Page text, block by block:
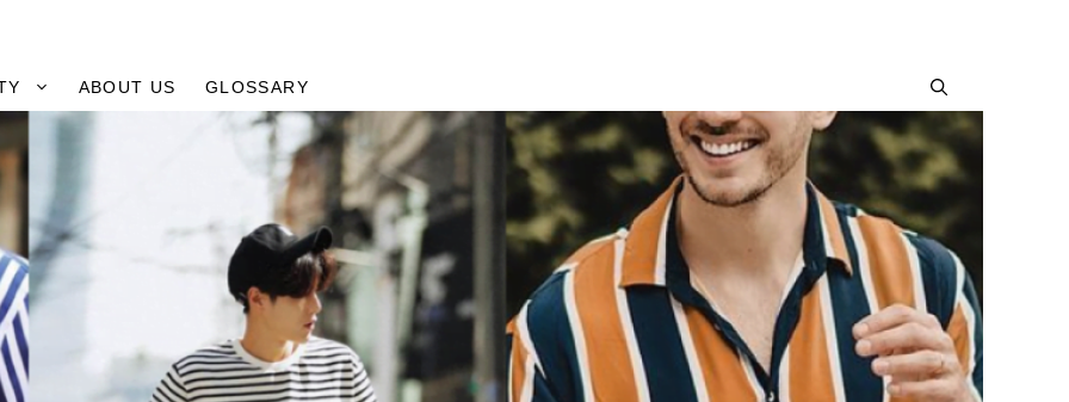
ABOUT US GLOSSARY